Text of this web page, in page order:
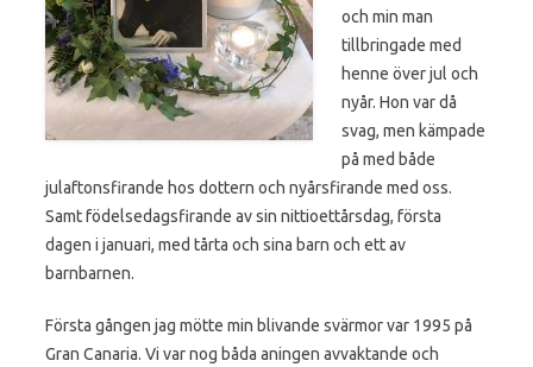
och min man
tillbringade med
henne över jul och
nyår. Hon var då
svag, men kämpade
på med både
julaftonsfirande hos dottern och nyårsfirande med oss.
Samt födelsedagsfirande av sin nittioettårsdag, första
dagen i januari, med tårta och sina barn och ett av
barnbarnen.
Första gången jag mötte min blivande svärmor var 1995 på
Gran Canaria. Vi var nog båda aningen avvaktande och